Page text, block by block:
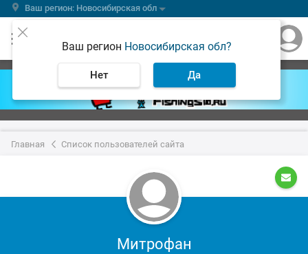
Ваш регион: Новосибирская обл
Ваш регион Новосибирская обл?
Нет Да
Главная Список пользователей сайта
Митрофан